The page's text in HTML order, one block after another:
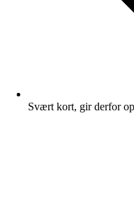
Svært kort, gir derfor